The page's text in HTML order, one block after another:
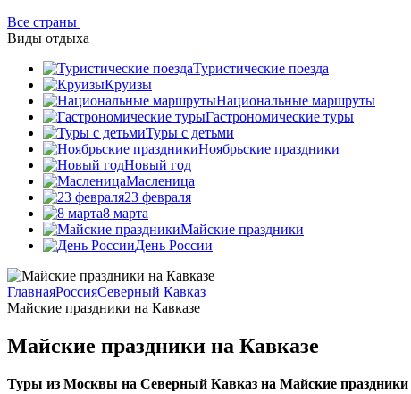
Все страны
Виды отдыха
Туристические поезда
Круизы
Национальные маршруты
Гастрономические туры
Туры с детьми
Ноябрьские праздники
Новый год
Масленица
23 февраля
8 марта
Майские праздники
День России
ГлавнаяРоссияСеверный Кавказ
Майские праздники на Кавказе
Майские праздники на Кавказе
Туры из Москвы на Северный Кавказ на Майские праздники